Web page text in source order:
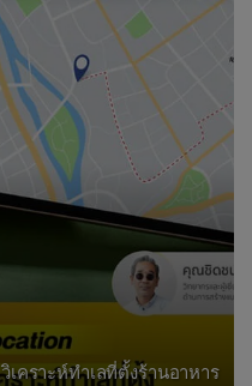
วิเคราะห์ทำเลที่ตั้งร้านอาหาร